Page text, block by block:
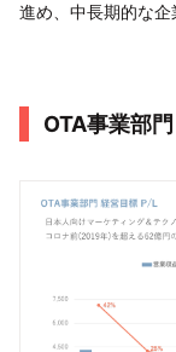
進め、中長期的な
OTA事業部